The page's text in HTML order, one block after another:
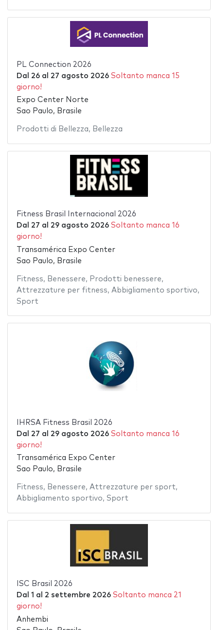
PL Connection 2026
Dal 26al 27 agosto 2026 Soltanto manca 15
giorno!
Expo Center Norte
Sao Paulo, Brasile
Prodotti di Bellezza, Bellezza
Fitness Brasil Internacional 2026
Dal 27 al 29 agosto 2026 Soltanto manca 16
giorno!
Transamérica Expo Center
Sao Paulo, Brasile
Fitness, Benessere, Prodotti benessere,
Attrezzature per fitness, Abbigliamento sportivo,
Sport
IHRSA Fitness Brasil 2026
Dal 27 al 29 agosto 2026 Soltanto manca 16
giorno!
Transamérica Expo Center
Sao Paulo, Brasile
Fitness, Benessere, Attrezzature per sport,
Abbigliamento sportivo, Sport
ISC Brasil 2026
Dal 1 al 2 settembre 2026 Soltanto manca 21
giorno!
Anhembi